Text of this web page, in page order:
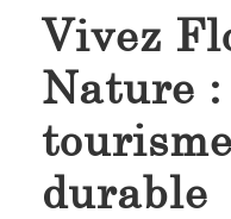
Vivez
Nature
durable